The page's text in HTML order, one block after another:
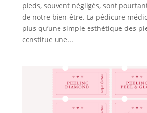
pieds, souvent négligés, sont
de notre bien-être. La pédicure
plus qu’une simple esthétique des
constitue une...